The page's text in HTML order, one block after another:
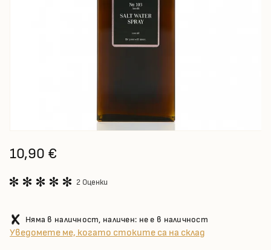
10,90 €
2 Оценки
Няма в наличност, наличен: не е в наличност
Уведомете ме, когато стоките са на склад